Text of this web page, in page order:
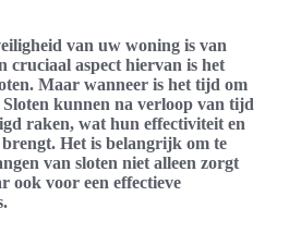
van uw woning is van
cruciaal aspect hiervan is het
Maar wanneer is het tijd om
Sloten kunnen na verloop van tijd
raken, wat hun effectiviteit en
Het is belangrijk om te
van sloten niet alleen zorgt
ook voor een effectieve